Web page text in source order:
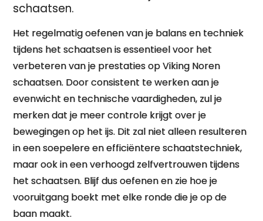
schaatsen.
Het regelmatig oefenen van je balans en techniek
tijdens het schaatsen is essentieel voor het
verbeteren van je prestaties op Viking Noren
schaatsen. Door consistent te werken aan je
evenwicht en technische vaardigheden, zul je
merken dat je meer controle krijgt over je
bewegingen op het ijs. Dit zal niet alleen resulteren
in een soepelere en efficiëntere schaatstechniek,
maar ook in een verhoogd zelfvertrouwen tijdens
het schaatsen. Blijf dus oefenen en zie hoe je
vooruitgang boekt met elke ronde die je op de
baan maakt.